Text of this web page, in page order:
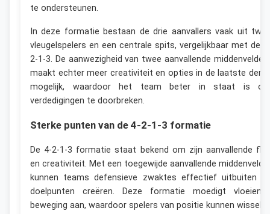
te ondersteunen.
In deze formatie bestaan de drie aanvallers vaak uit
vleugelspelers en een centrale spits, vergelijkbaar met de
2-1-3. De aanwezigheid van twee aanvallende
maakt echter meer creativiteit en opties in de laatste
mogelijk, waardoor het team beter in staat is
verdedigingen te doorbreken.
Sterke punten van de 4-2-1-3 formatie
De 4-2-1-3 formatie staat bekend om zijn aanvallende
en creativiteit. Met een toegewijde aanvallende
kunnen teams defensieve zwaktes effectief uitbuiten
doelpunten creëren. Deze formatie moedigt
beweging aan, waardoor spelers van positie kunnen